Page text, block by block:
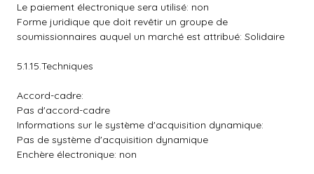
Le paiement électronique sera utilisé: non
Forme juridique que doit revêtir un groupe de
soumissionnaires auquel un marché est attribué: Solidaire
5.1.15.Techniques
Accord-cadre:
Pas d'accord-cadre
Informations sur le système d'acquisition dynamique:
Pas de système d'acquisition dynamique
Enchère électronique: non